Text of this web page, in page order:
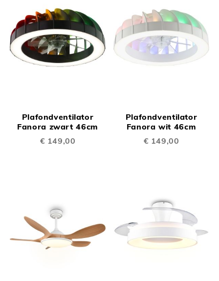
Plafondventilator
Fanora zwart 46cm
€ 149,00
Plafondventilator
Fanora wit 46cm
€ 149,00